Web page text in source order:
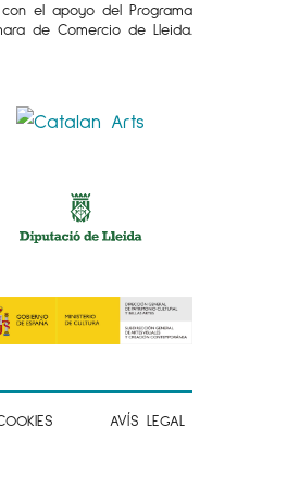
el apoyo del Programa
de Comercio de Lleida.
AVÍS LEGAL